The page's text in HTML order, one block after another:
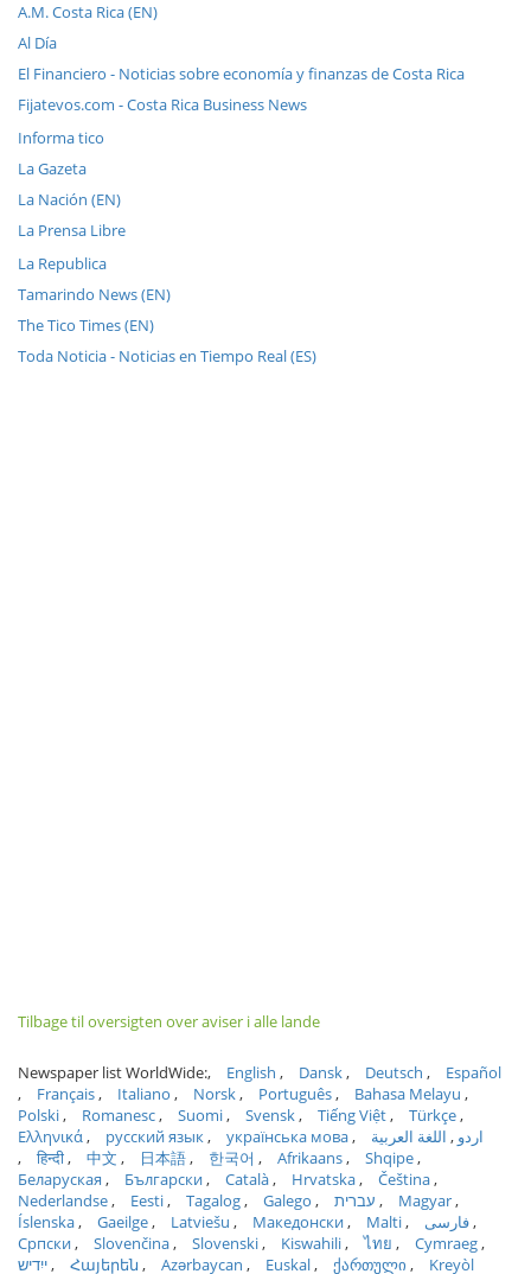
A.M. Costa Rica (EN)
Al Día
El Financiero - Noticias sobre economía y finanzas de Costa Rica
Fijatevos.com - Costa Rica Business News
Informa tico
La Gazeta
La Nación (EN)
La Prensa Libre
La Republica
Tamarindo News (EN)
The Tico Times (EN)
Toda Noticia - Noticias en Tiempo Real (ES)
Tilbage til oversigten over aviser i alle lande
Newspaper list WorldWide: English Dansk Deutsch
Español
Français
Italiano Norsk Português
Bahasa Melayu
Polski
Romanesc Suomi Svensk Tiếng Việt
Türkçe
Ελληνικά
русский язык українська мова اردو
اللغة العربية
हिन्दी
中文 日本語 한국어 Afrikaans
Shqipe
Беларуская
Български Català Hrvatska
Čeština
Nederlandse
Eesti Tagalog Galego עברית
Magyar
Íslenska
Gaeilge Latviešu Македонски Malti
فارسی
Српски
Slovenčina Slovenski Kiswahili ไทย
Cymraeg
ייִדיש
Հայերեն Azərbaycan Euskal ქართული Kreyòl